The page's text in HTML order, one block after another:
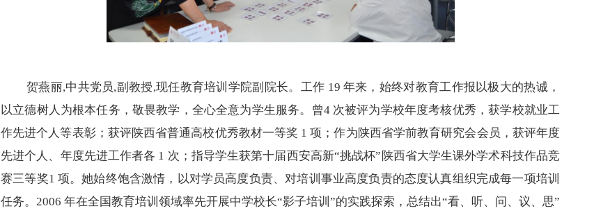
贺燕丽,中共党员,副教授,现任教育培训学院副院长。工作 19 年来，始终对教育工作报以极大的热诚，
以立德树人为根本任务，敬畏教学，全心全意为学生服务。 曾4 次被评为学校年度考核优秀 ，获学校就业工
作先进个人等表彰； 获评陕西省普通高校优秀教材一等奖 1 项；作为陕西省学前教育研究会会员，获评年度
先进个人、年度先进工作者各 1 次；指导学生获第十届西安高新“挑战杯”陕西省大学生课外学术科技作品竞
赛三等奖1 项。她始终饱含激情，以对学员高度负责、对培训事业高度负责的态度认真组织完成每一项培训
任务。 2006 年在全国教育培训领域率先开展中学校长“影子培训”的实践探索，总结出“看、听、问、议、思”